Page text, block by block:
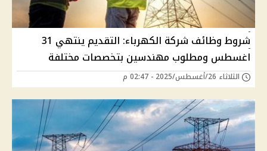
شروط وظائف شركة الكهرباء: التقديم ينتهي 31
اغسطس ومطلوب مهندسين بتخصصات مختلفة
الثلاثاء 26/أغسطس/2025 - 02:47 م